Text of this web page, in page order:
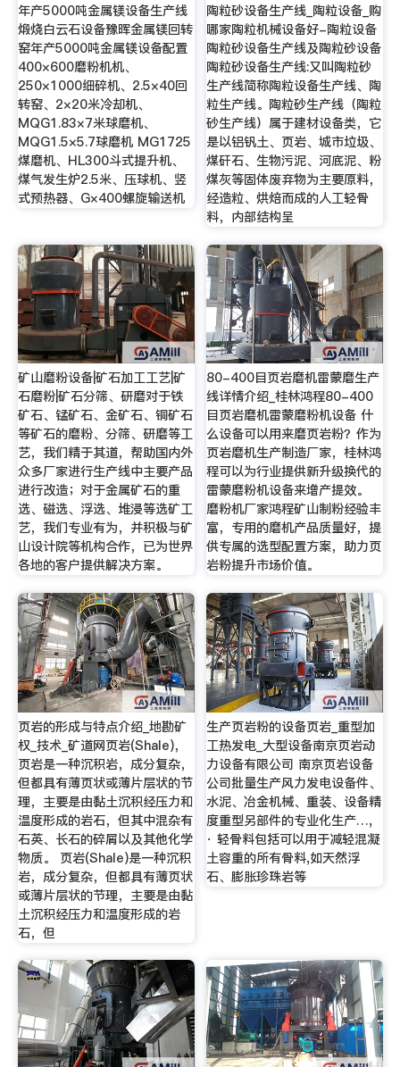
年产5000吨金属镁设备生产线
煅烧白云石设备豫晖金属镁回转
窑年产5000吨金属镁设备配置
400×600磨粉机机、
250×1000细碎机、2.5×40回
转窑、2×20米冷却机、
MQG1.83×7米球磨机、
MQG1.5×5.7球磨机 MG1725
煤磨机、HL300斗式提升机、
煤气发生炉2.5米、压球机、竖
式预热器、G×400螺旋输送机
陶粒砂设备生产线_陶粒设备_购
哪家陶粒机械设备好-陶粒设备
陶粒砂设备生产线及陶粒砂设备
陶粒砂设备生产线:又叫陶粒砂
生产线简称陶粒设备生产线、陶
粒生产线。陶粒砂生产线（陶粒
砂生产线）属于建材设备类，它
是以铝钒土、页岩、城市垃圾、
煤矸石、生物污泥、河底泥、粉
煤灰等固体废弃物为主要原料，
经造粒、烘焙而成的人工轻骨
料，内部结构呈
矿山磨粉设备|矿石加工工艺|矿
石磨粉|矿石分筛、研磨对于铁
矿石、锰矿石、金矿石、铜矿石
等矿石的磨粉、分筛、研磨等工
艺，我们精于其道，帮助国内外
众多厂家进行生产线中主要产品
进行改造；对于金属矿石的重
选、磁选、浮选、堆浸等选矿工
艺，我们专业有为，并积极与矿
山设计院等机构合作，已为世界
各地的客户提供解决方案。
80-400目页岩磨机雷蒙磨生产
线详情介绍_桂林鸿程80-400
目页岩磨机雷蒙磨粉机设备 什
么设备可以用来磨页岩粉？作为
页岩磨机生产制造厂家，桂林鸿
程可以为行业提供新升级换代的
雷蒙磨粉机设备来增产提效。
磨粉机厂家鸿程矿山制粉经验丰
富，专用的磨机产品质量好，提
供专属的选型配置方案，助力页
岩粉提升市场价值。
页岩的形成与特点介绍_地勘矿
权_技术_矿道网页岩(Shale)，
页岩是一种沉积岩，成分复杂，
但都具有薄页状或薄片层状的节
理，主要是由黏土沉积经压力和
温度形成的岩石，但其中混杂有
石英、长石的碎屑以及其他化学
物质。 页岩(Shale)是一种沉积
岩，成分复杂，但都具有薄页状
或薄片层状的节理，主要是由黏
土沉积经压力和温度形成的岩
石，但
生产页岩粉的设备页岩_重型加
工热发电_大型设备南京页岩动
力设备有限公司 南京页岩设备
公司批量生产风力发电设备件、
水泥、冶金机械、重装、设备精
度重型另部件的专业化生产…,
· 轻骨料包括可以用于减轻混凝
土容重的所有骨料,如天然浮
石、膨胀珍珠岩等